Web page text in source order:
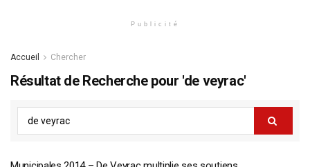
Publicité
Accueil Chercher
Résultat de Recherche pour 'de veyrac'